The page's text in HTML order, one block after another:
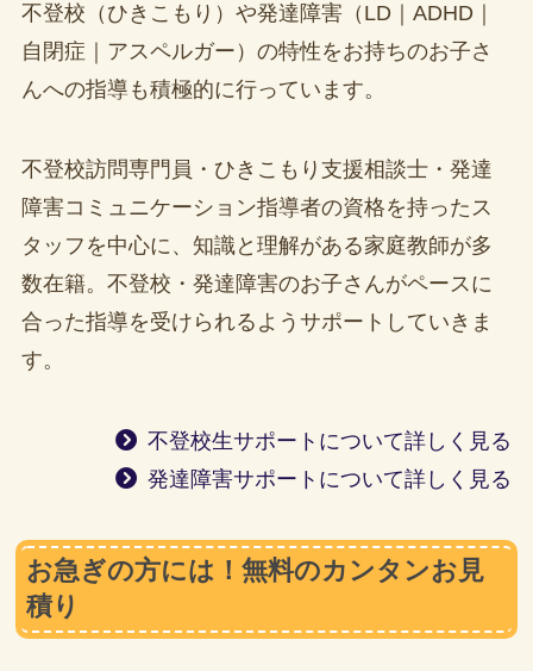
不登校（ひきこもり）や発達障害（LD｜ADHD｜
自閉症｜アスペルガー）の特性をお持ちのお子さ
んへの指導も積極的に行っています。
不登校訪問専門員・ひきこもり支援相談士・発達
障害コミュニケーション指導者の資格を持ったス
タッフを中心に、知識と理解がある家庭教師が多
数在籍。不登校・発達障害のお子さんがペースに
合った指導を受けられるようサポートしていきま
す。
不登校生サポートについて詳しく見る
発達障害サポートについて詳しく見る
お急ぎの方には！無料のカンタンお見
積り